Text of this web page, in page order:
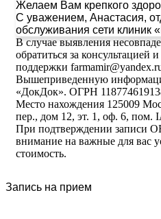
Желаем Вам крепкого
С уважением, Анастасия,
обслуживания сети клиник
В случае выявления
обратиться за
поддержки
Вышеприведенную
«ДокДок». ОГРН
Место нахождения 125009
пер., дом 12, эт. 1, оф. 6, пом.
При подтверждении записи
внимание на важные для вас
стоимость.
Запись на прием